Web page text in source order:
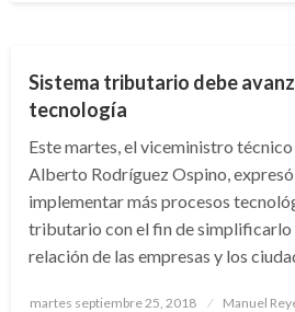
Sistema tributario debe
tecnología
Este martes, el viceministro
Alberto Rodríguez Ospino,
implementar más procesos
tributario con el fin de simplificarlo
relación de las empresas y los
Publicado
martes septiembre 25, 2018 Manuel